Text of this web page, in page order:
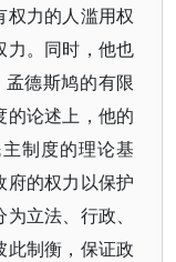
权力的人滥用权
力。同时，他也
德斯鸠的有限
的论述上，他的
制度的理论基
府的权力以保护
立法、行政、
此制衡，保证政